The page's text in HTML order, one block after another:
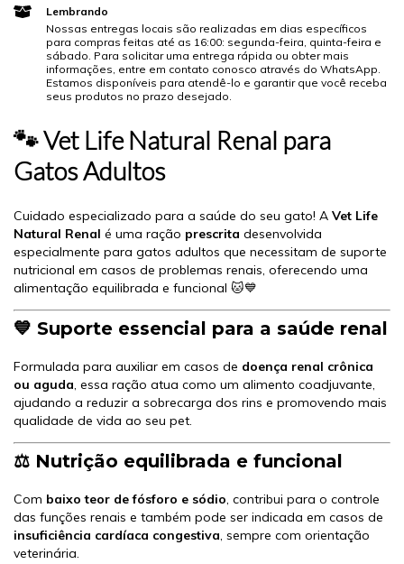
Lembrando
Nossas entregas locais são realizadas em dias específicos
para compras feitas até as 16:00: segunda-feira, quinta-feira e
sábado. Para solicitar uma entrega rápida ou obter mais
informações, entre em contato conosco através do WhatsApp.
Estamos disponíveis para atendê-lo e garantir que você receba
seus produtos no prazo desejado.
🐾 Vet Life Natural Renal para
Gatos Adultos
Cuidado especializado para a saúde do seu gato! A Vet Life
Natural Renal é uma ração prescrita desenvolvida
especialmente para gatos adultos que necessitam de suporte
nutricional em casos de problemas renais, oferecendo uma
alimentação equilibrada e funcional 🐱💙
💙 Suporte essencial para a saúde renal
Formulada para auxiliar em casos de doença renal crônica
ou aguda, essa ração atua como um alimento coadjuvante,
ajudando a reduzir a sobrecarga dos rins e promovendo mais
qualidade de vida ao seu pet.
⚖️ Nutrição equilibrada e funcional
Com baixo teor de fósforo e sódio, contribui para o controle
das funções renais e também pode ser indicada em casos de
insuficiência cardíaca congestiva, sempre com orientação
veterinária.